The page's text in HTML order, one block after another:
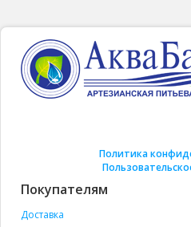
Политика
Покупателям
Доставка